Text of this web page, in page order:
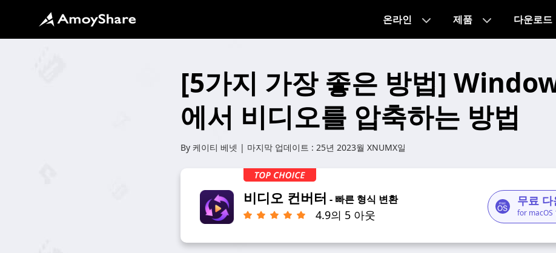
온라인 제품 다운로드
[5가지 가장 좋은 방법]
에서 비디오를 압축하는 방법
By 케이티 베넷 | 마지막 업데이트 : 25년 2023월 XNUMX일
비디오 컨버터 - 빠른 형식 변환
4.9의 5 아웃
무료
for macOS